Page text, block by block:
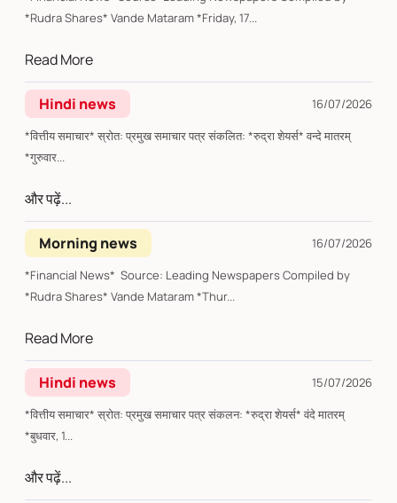
*Rudra Shares* Vande Mataram *Friday, 17...
Read More
Hindi news
16/07/2026
*वित्तीय समाचार* स्रोत: प्रमुख समाचार पत्र संकलित: *रुद्रा शेयर्स* वन्दे मातरम्
*गुरुवार...
और पढ़ें...
Morning news
16/07/2026
*Financial News* Source: Leading Newspapers Compiled by
*Rudra Shares* Vande Mataram *Thur...
Read More
Hindi news
15/07/2026
*वित्तीय समाचार* स्रोत: प्रमुख समाचार पत्र संकलन: *रुद्रा शेयर्स* वंदे मातरम्
*बुधवार, 1...
और पढ़ें...